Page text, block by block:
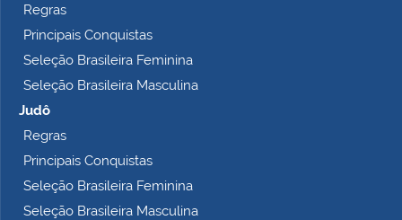
Regras
Principais Conquistas
Seleção Brasileira Feminina
Seleção Brasileira Masculina
Judô
Regras
Principais Conquistas
Seleção Brasileira Feminina
Seleção Brasileira Masculina